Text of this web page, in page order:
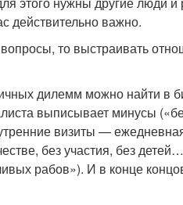
действительно важно.
то выстраивать
дилемм можно найти в
выписывает минусы
визиты —
без участия, без
рабов»). И в конце